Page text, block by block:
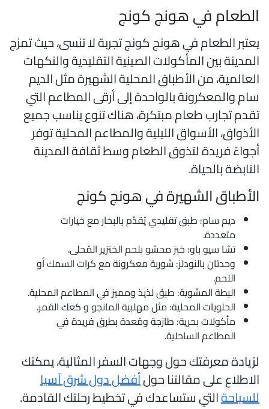
في هونج كونج
الطعام في هونج كونج تجربة لا تنسى، حيث تمزج
بين المأكولات الصينية التقليدية والنكهات
من الأطباق المحلية الشهيرة مثل الديم
والمعكرونة بالواحدة إلى أرقى المطاعم التي
تجارب طعام مبتكرة، هناك تنوع يناسب جميع
الأسواق الليلية والمطاعم المحلية توفر
فريدة لتذوق الطعام وسط ثقافة المدينة
بالحياة.
الشهيرة في هونج كونج
ديم سام: طبق تقليدي يُقدّم بالبخار مع خيارات
متعددة.
تشا سيو باو: خبز محشو بلحم الخنزير المُحلى.
وحدتان بالنودلز: شوربة معكرونة مع كرات السمك أو
اللحم.
البطة المشوية: طبق لذيذ ومميز في المطاعم المحلية.
الحلويات المحلية: مثل مهلبية المانجو و كعك القمر.
مأكولات بحرية: طازجة ومُعدة بطرق فريدة في
المطاعم الساحلية.
معرفتك حول وجهات السفر المثالية، يمكنك
على مقالتنا حولأفضل دول شرق آسيا
التي ستساعدك في تخطيط رحلتك القادمة.